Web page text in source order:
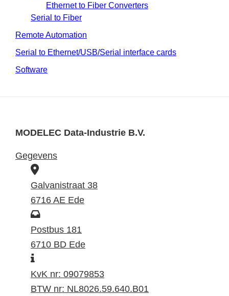
Ethernet to Fiber Converters
Serial to Fiber
Remote Automation
Serial to Ethernet/USB/Serial interface cards
Software
MODELEC Data-Industrie B.V.
Gegevens
B
e
z
o
e
k
d
r
Galvanistraat 38
6716 AE Ede
P
o
s
a
d
Postbus 181
6710 BD Ede
I
n
f
KvK nr: 09079853
BTW nr: NL8026.59.640.B01